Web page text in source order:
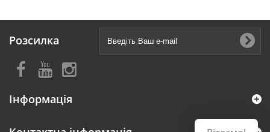
Розсилка
Інформація